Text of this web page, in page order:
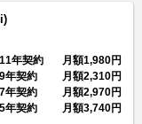
11年契約 月額1,980円
9年契約
月額2,310円
7年契約
月額2,970円
5年契約
月額3,740円